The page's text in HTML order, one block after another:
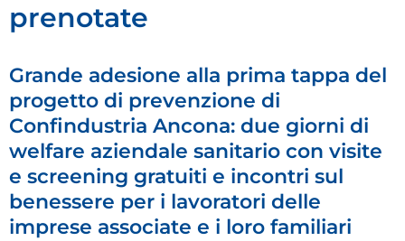
prenotate
Grande adesione alla prima tappa del
progetto di prevenzione di
Confindustria Ancona: due giorni di
welfare aziendale sanitario con visite
e screening gratuiti e incontri sul
benessere per i lavoratori delle
imprese associate e i loro familiari